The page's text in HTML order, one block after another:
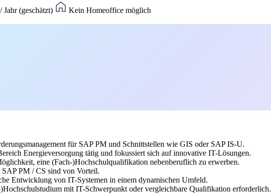
Jahr (geschätzt)
Kein Homeoffice möglich
für SAP PM und Schnittstellen wie GIS oder SAP IS-U.
Energieversorgung tätig und fokussiert sich auf innovative IT-Lösungen.
eine (Fach-)Hochschulqualifikation nebenberuflich zu erwerben.
PM / CS sind von Vorteil.
Entwicklung von IT-Systemen in einem dynamischen Umfeld.
)Hochschulstudium mit IT-Schwerpunkt oder vergleichbare Qualifikation erforderlich.